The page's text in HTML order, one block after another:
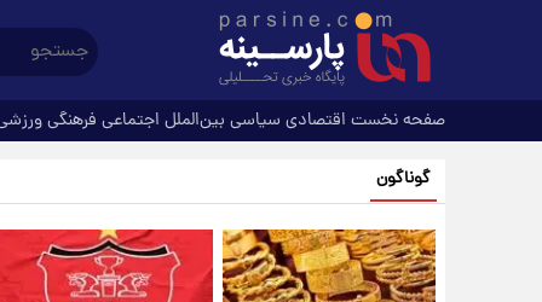
صفحه نخست اقتصادی سیاسی بین‌الملل اجتماعی فرهنگی
گوناگون